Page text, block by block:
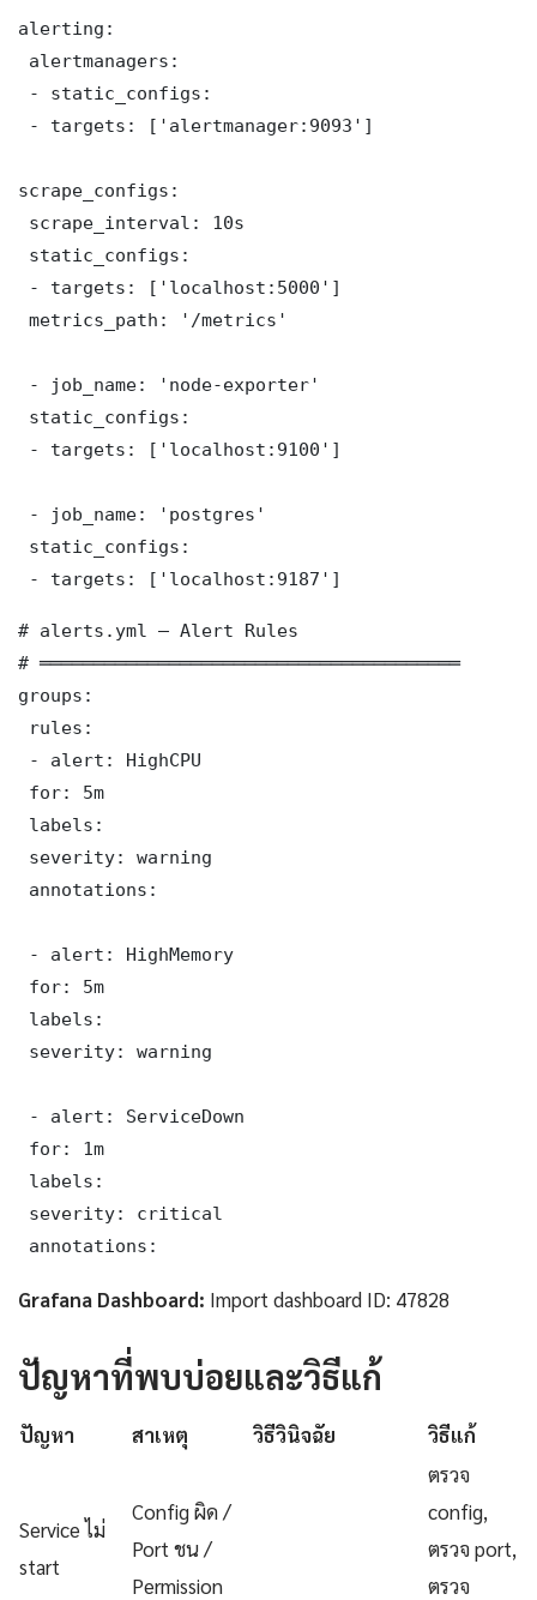
alerting:
alertmanagers:
- static_configs:
- targets: ['alertmanager:9093']
scrape_configs:
scrape_interval: 10s
static_configs:
- targets: ['localhost:5000']
metrics_path: '/metrics'
- job_name: 'node-exporter'
static_configs:
- targets: ['localhost:9100']
- job_name: 'postgres'
static_configs:
- targets: ['localhost:9187']
# alerts.yml — Alert Rules
# ═══════════════════════════════════════
groups:
rules:
- alert: HighCPU
for: 5m
labels:
severity: warning
annotations:
- alert: HighMemory
for: 5m
labels:
severity: warning
- alert: ServiceDown
for: 1m
labels:
severity: critical
annotations:
Grafana Dashboard: Import dashboard ID: 47828
ปัญหาที่พบบ่อยและวิธีแก้
ปัญหา สาเหตุ วิธีวินิจฉัย วิธีแก้
Service ไม่
start
Config ผิด /
Port ชน /
Permission
ตรวจ
config,
ตรวจ port,
ตรวจ